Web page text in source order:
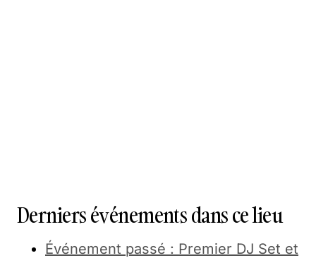
Derniers événements dans ce lieu
Événement passé : Premier DJ Set et